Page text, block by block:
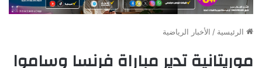
الرئيسية / الأخبار الرياضية
موريتانية تدير مباراة فرنسا وساموا